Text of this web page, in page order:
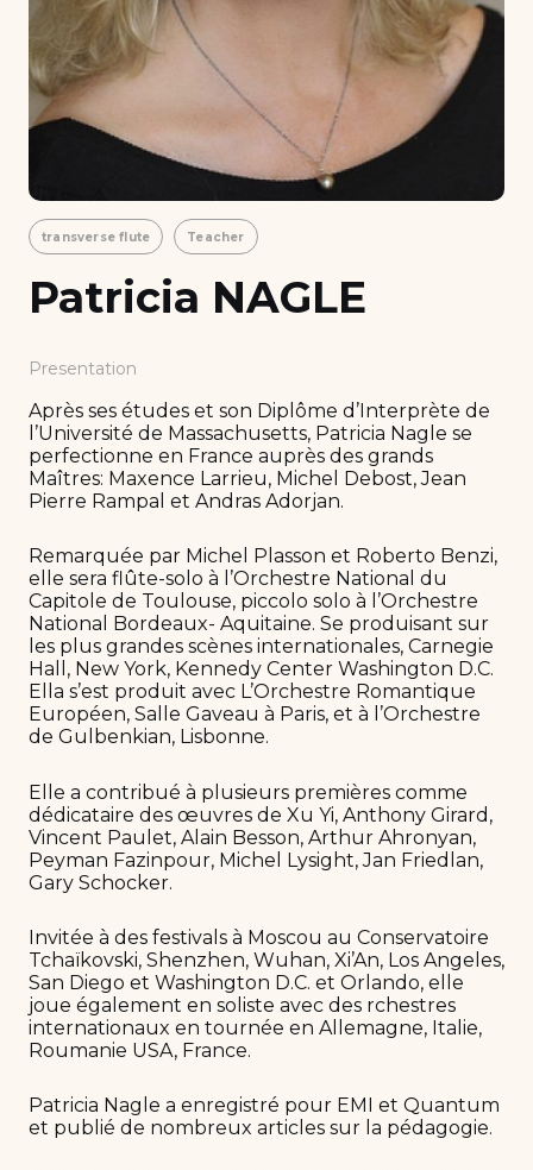
transverse flute Teacher
Patricia NAGLE
Presentation
Après ses études et son Diplôme d’Interprète de
l’Université de Massachusetts, Patricia Nagle se
perfectionne en France auprès des grands
Maîtres: Maxence Larrieu, Michel Debost, Jean
Pierre Rampal et Andras Adorjan.
Remarquée par Michel Plasson et Roberto Benzi,
elle sera flûte-solo à l’Orchestre National du
Capitole de Toulouse, piccolo solo à l’Orchestre
National Bordeaux- Aquitaine. Se produisant sur
les plus grandes scènes internationales, Carnegie
Hall, New York, Kennedy Center Washington D.C.
Ella s’est produit avec L’Orchestre Romantique
Européen, Salle Gaveau à Paris, et à l’Orchestre
de Gulbenkian, Lisbonne.
Elle a contribué à plusieurs premières comme
dédicataire des œuvres de Xu Yi, Anthony Girard,
Vincent Paulet, Alain Besson, Arthur Ahronyan,
Peyman Fazinpour, Michel Lysight, Jan Friedlan,
Gary Schocker.
Invitée à des festivals à Moscou au Conservatoire
Tchaïkovski, Shenzhen, Wuhan, Xi’An, Los Angeles,
San Diego et Washington D.C. et Orlando, elle
joue également en soliste avec des rchestres
internationaux en tournée en Allemagne, Italie,
Roumanie USA, France.
Patricia Nagle a enregistré pour EMI et Quantum
et publié de nombreux articles sur la pédagogie.